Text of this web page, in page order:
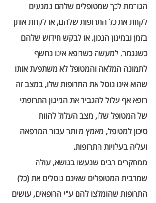
הגורמת לכך שמטופלים שלהם נמנעים
לקחת את כל התרופות שלהם, או לקחת אותן
בזמן ובמינון הנכון, או לבקש חידוש שלהם
כשנגמר. למעשה כשרופא אינו נחשף
לתמונה המלאה והמטופל לא משתפ/ת אותו
שהוא אינו נוטל את התרופות שלו, במצב זה
רופא אף עלול להגביר את המינון התרופתי
של המטופל שלו, מצב העלול להוות
סיכון למטופל, מאמץ מיותר עבור המרפאה
ועליה בעלויות התרופות.
ממחקרים רבים שנעשו בנושא, עולה
שמרבית המטופלים שאינם נוטלים את (כל)
התרופות שהומלצו להם ע"י הרופאים, עושים